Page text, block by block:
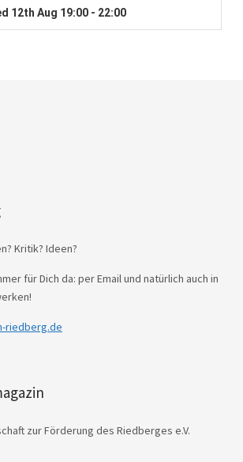
Kritik? Ideen?
für Dich da: per Email und natürlich auch in
riedberg.de
zur Förderung des Riedberges e.V.